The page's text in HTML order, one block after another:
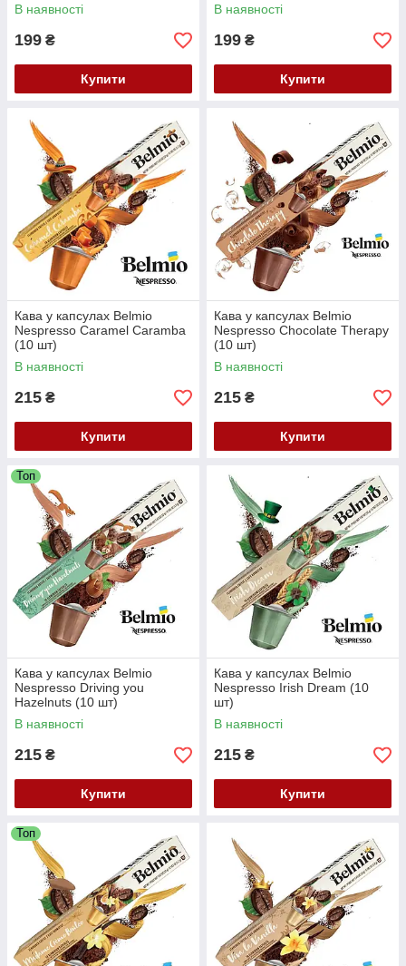
В наявності
199 ₴
Купити
В наявності
199 ₴
Купити
Кава у капсулах Belmio
Nespresso Caramel Caramba
(10 шт)
В наявності
215 ₴
Купити
Кава у капсулах Belmio
Nespresso Chocolate Therapy
(10 шт)
В наявності
215 ₴
Купити
Топ
Кава у капсулах Belmio
Nespresso Driving you
Hazelnuts (10 шт)
В наявності
215 ₴
Купити
Кава у капсулах Belmio
Nespresso Irish Dream (10
шт)
В наявності
215 ₴
Купити
Топ